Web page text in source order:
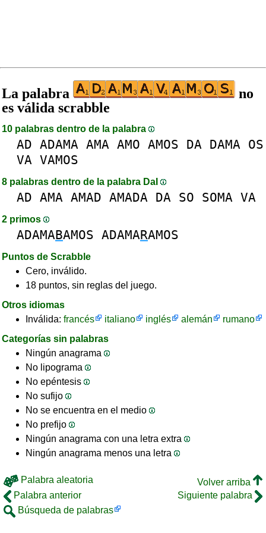
La palabra
no
es válida scrabble
10 palabras dentro de la palabra
AD ADAMA AMA AMO AMOS DA DAMA OS
VA VAMOS
8 palabras dentro de la palabra DaI
AD AMA AMAD AMADA DA SO SOMA VA
2 primos
ADAMABAMOS ADAMARAMOS
Puntos de Scrabble
Cero, inválido.
18 puntos, sin reglas del juego.
Otros idiomas
Inválida: francés italiano inglés alemán
rumano
Categorías sin palabras
Ningún anagrama
No lipograma
No epéntesis
No sufijo
No se encuentra en el medio
No prefijo
Ningún anagrama con una letra extra
Ningún anagrama menos una letra
Palabra aleatoria
Volver arriba
Palabra anterior
Siguiente palabra
Búsqueda de palabras